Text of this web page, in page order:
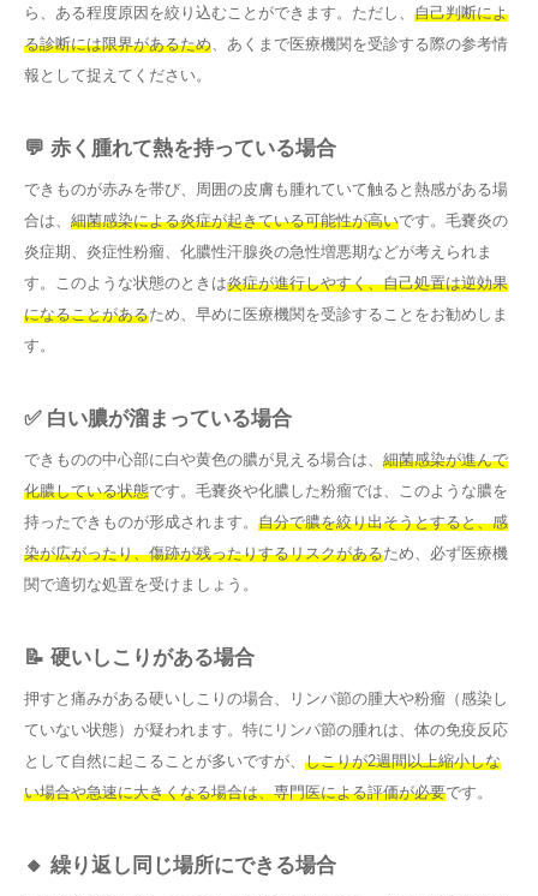
ら、ある程度原因を絞り込むことができます。ただし、 自己判断によ
る診断には限界があるため、あくまで医療機関を受診する際の参考情
報として捉えてください。
💬 赤く腫れて熱を持っている場合
できものが赤みを帯び、周囲の皮膚も腫れていて触ると熱感がある場
合は、 細菌感染による炎症が起きている可能性が高いです。毛嚢炎の
炎症期、炎症性粉瘤、化膿性汗腺炎の急性増悪期などが考えられま
す。このような状態のときは炎症が進行しやすく、自己処置は逆効果
になることがあるため、早めに医療機関を受診することをお勧めしま
す。
✅ 白い膿が溜まっている場合
できものの中心部に白や黄色の膿が見える場合は、 細菌感染が進んで
化膿している状態です。毛嚢炎や化膿した粉瘤では、このような膿を
持ったできものが形成されます。 自分で膿を絞り出そうとすると、感
染が広がったり、傷跡が残ったりするリスクがあるため、必ず医療機
関で適切な処置を受けましょう。
📝 硬いしこりがある場合
押すと痛みがある硬いしこりの場合、リンパ節の腫大や粉瘤（感染し
ていない状態）が疑われます。特にリンパ節の腫れは、体の免疫反応
として自然に起こることが多いですが、 しこりが2週間以上縮小しな
い場合や急速に大きくなる場合は、専門医による評価が必要です。
🔸 繰り返し同じ場所にできる場合